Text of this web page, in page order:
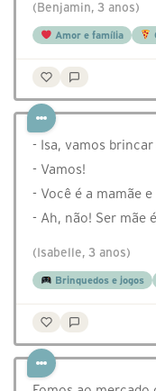
(Benjamin, 3 anos)
Amor e família
- Isa, vamos
- Vamos!
- Você é a mamãe
- Ah, não! Ser mãe
(Isabelle, 3 anos)
Brinquedos e jogos